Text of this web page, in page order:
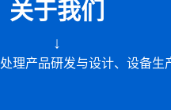
关于我们
↓
理产品研发与设计、设备